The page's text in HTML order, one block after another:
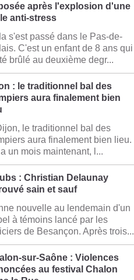
après l'explosion d'une
anti-stress
s'est passé dans le Pas-de-
C'est un enfant de 8 ans qui
brûlé au deuxième degr...
: le traditionnel bal des
aura finalement bien
le traditionnel bal des
aura finalement bien lieu.
a un mois maintenant, l...
: Christian Delaunay
sain et sauf
nouvelle au lendemain d'un
à témoins lancé par les
de Besançon. Après trois...
sur-Saône : Violences
au festival Chalon